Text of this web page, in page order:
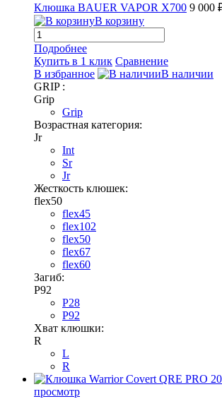
Клюшка BAUER VAPOR X700 9 000
В корзину
Подробнее
Купить в 1 клик Сравнение
В избранное
В наличии
GRIP :
Grip
Grip
Возрастная категория:
Jr
Int
Sr
Jr
Жесткость клюшек:
flex50
flex45
flex102
flex50
flex67
flex60
Загиб:
P92
P28
P92
Хват клюшки:
R
L
R
просмотр